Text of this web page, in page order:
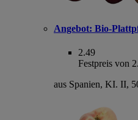
Angebot: Bio-
2.49
Festpreis von
aus Spanien, KI. II,